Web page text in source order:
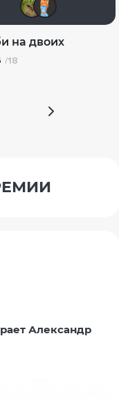
на двоих
/18
Александр